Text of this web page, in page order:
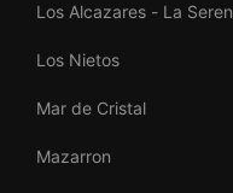
Los Alcazares - La
Los Nietos
Mar de Cristal
Mazarron